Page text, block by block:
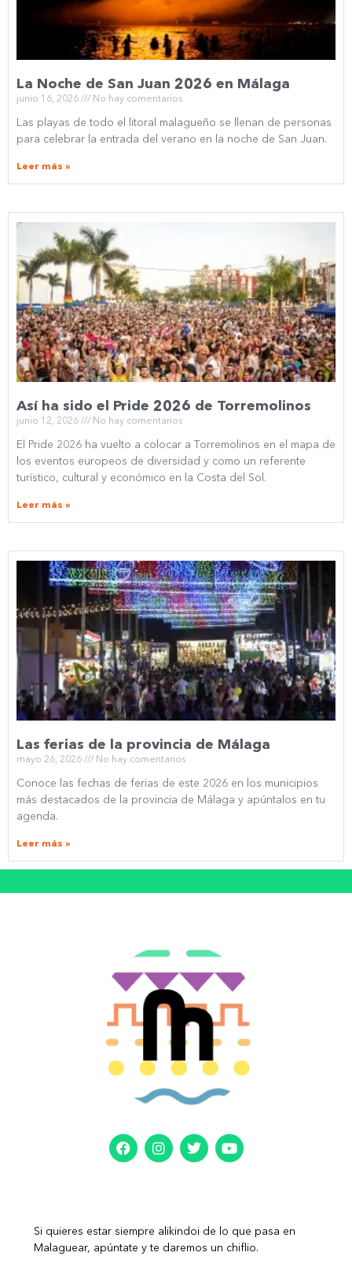
La Noche de San Juan 2026 en Málaga
junio 16, 2026 No hay comentarios
Las playas de todo el litoral malagueño se llenan de personas
para celebrar la entrada del verano en la noche de San Juan.
Leer más »
Así ha sido el Pride 2026 de Torremolinos
junio 12, 2026 No hay comentarios
El Pride 2026 ha vuelto a colocar a Torremolinos en el mapa de
los eventos europeos de diversidad y como un referente
turístico, cultural y económico en la Costa del Sol.
Leer más »
Las ferias de la provincia de Málaga
mayo 26, 2026 No hay comentarios
Conoce las fechas de ferias de este 2026 en los municipios
más destacados de la provincia de Málaga y apúntalos en tu
agenda.
Leer más »
Si quieres estar siempre alikindoi de lo que pasa en
Malaguear, apúntate y te daremos un chiflio.